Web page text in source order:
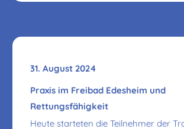
31. August 2024
Praxis im Freibad Edesheim und
Rettungsfähigkeit
Heute starteten die Teilnehmer der